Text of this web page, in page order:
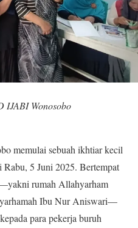
IJABI Wonosobo
memulai sebuah ikhtiar kecil
Rabu, 5 Juni 2025. Bertempat
rumah Allahyarham
Ibu Nur Aniswari—
para pekerja buruh